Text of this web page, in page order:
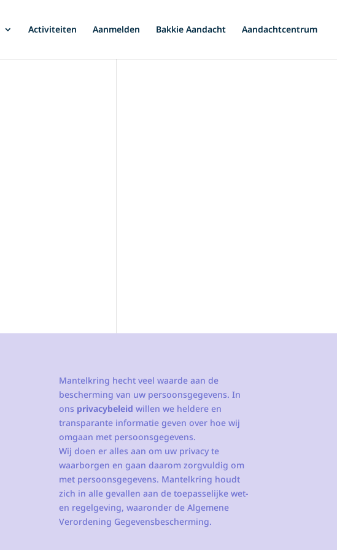
Activiteiten Aanmelden Bakkie Aandacht Aandachtcentrum
Mantelkring hecht veel waarde aan de
bescherming van uw persoonsgegevens. In
ons privacybeleid willen we heldere en
transparante informatie geven over hoe wij
omgaan met persoonsgegevens.
Wij doen er alles aan om uw privacy te
waarborgen en gaan daarom zorgvuldig om
met persoonsgegevens. Mantelkring houdt
zich in alle gevallen aan de toepasselijke wet-
en regelgeving, waaronder de Algemene
Verordening Gegevensbescherming.